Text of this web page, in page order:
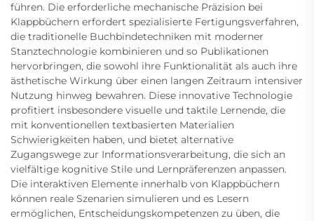
führen. Die erforderliche mechanische Präzision bei
Klappbüchern erfordert spezialisierte Fertigungsverfahren,
die traditionelle Buchbindetechniken mit moderner
Stanztechnologie kombinieren und so Publikationen
hervorbringen, die sowohl ihre Funktionalität als auch ihre
ästhetische Wirkung über einen langen Zeitraum intensiver
Nutzung hinweg bewahren. Diese innovative Technologie
profitiert insbesondere visuelle und taktile Lernende, die
mit konventionellen textbasierten Materialien
Schwierigkeiten haben, und bietet alternative
Zugangswege zur Informationsverarbeitung, die sich an
vielfältige kognitive Stile und Lernpräferenzen anpassen.
Die interaktiven Elemente innerhalb von Klappbüchern
können reale Szenarien simulieren und es Lesern
ermöglichen, Entscheidungskompetenzen zu üben, die